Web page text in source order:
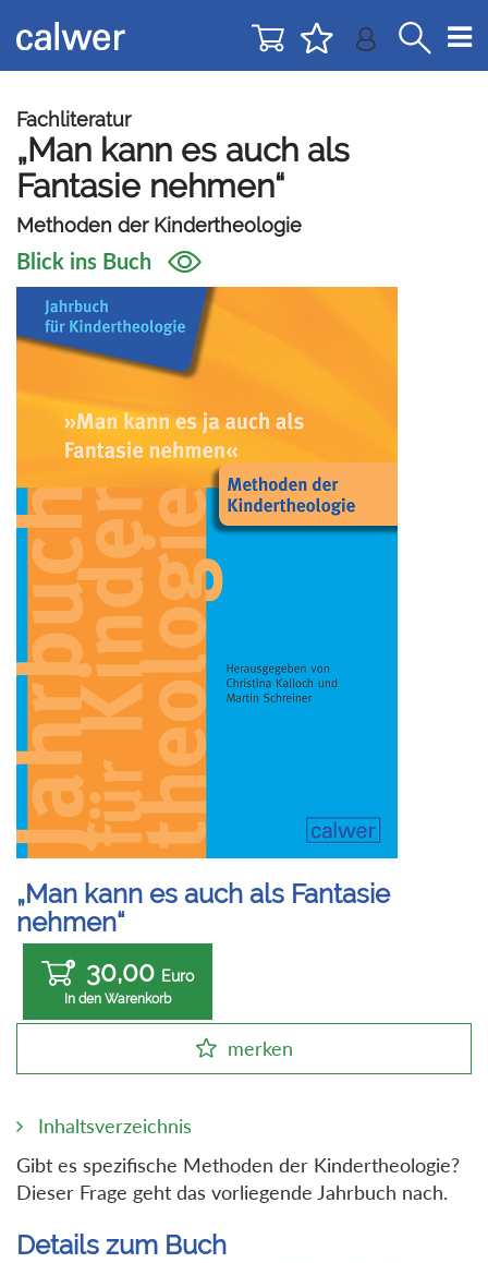
zur
Navigation
zum
Inhalt
Fachliteratur
„Man kann es auch als
Fantasie nehmen“
Methoden der Kindertheologie
Blick ins Buch
„Man kann es auch als Fantasie
nehmen“
30,00 Euro
In den Warenkorb
merken
Inhaltsverzeichnis
Gibt es spezifische Methoden der Kindertheologie?
Dieser Frage geht das vorliegende Jahrbuch nach.
Details zum Buch